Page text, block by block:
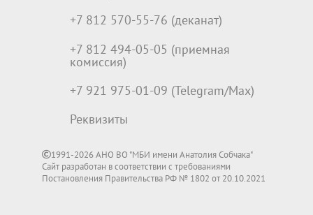
+7 812 570-55-76 (деканат)
+7 812 494-05-05 (приемная
комиссия)
+7 921 975-01-09 (Telegram/Max)
Реквизиты
1991-2026 АНО ВО "МБИ имени Анатолия Собчака"
Сайт разработан в соответствии с требованиями
Постановления Правительства РФ № 1802 от 20.10.2021